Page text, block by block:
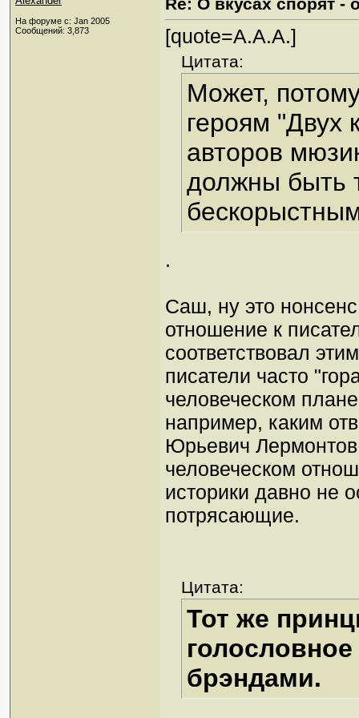
На форуме с: Jan 2005
Сообщений: 3,873
[quote=A.A.A.]
Цитата:
Может,
героям "Двух
авторов
должны быть
.
Саш, ну это
отношение к
соответствовал
писатели часто
человеческом
например, каким
Юрьевич
человеческом
историки давно не
потрясающие.
Цитата:
Тот же
брэндами.